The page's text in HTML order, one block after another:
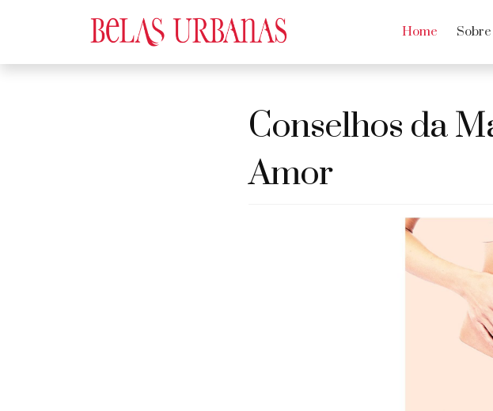
Home Sobre
Conselhos da
Amor